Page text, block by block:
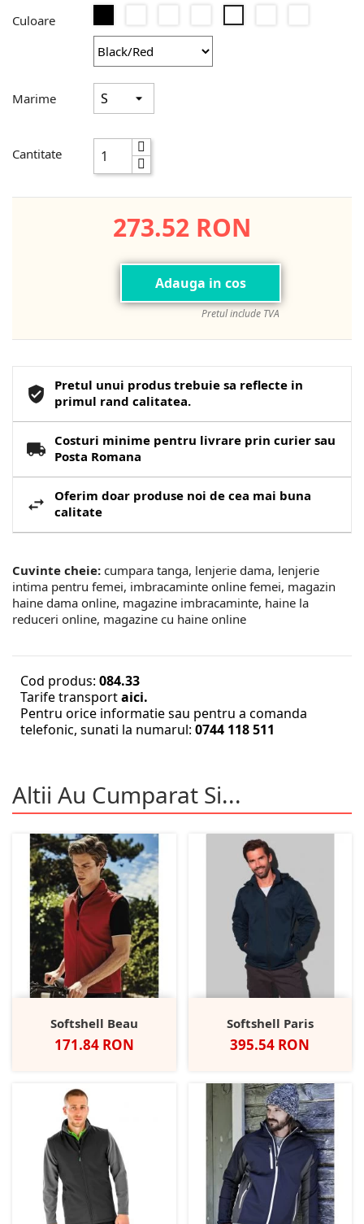
Culoare
Marime
Cantitate
273.52 RON
Adauga in cos
Pretul include TVA
Pretul unui produs trebuie sa reflecte in
primul rand calitatea.
Costuri minime pentru livrare prin curier sau
Posta Romana
Oferim doar produse noi de cea mai buna
calitate
Cuvinte cheie: cumpara tanga, lenjerie dama, lenjerie
intima pentru femei, imbracaminte online femei, magazin
haine dama online, magazine imbracaminte, haine la
reduceri online, magazine cu haine online
Cod produs: 084.33
Tarife transportaici.
Pentru orice informatie sau pentru a comanda
telefonic, sunati la numarul: 0744 118 511
Altii Au Cumparat Si...
Softshell Beau
Pret
171.84 RON
Softshell Paris
Pret
395.54 RON